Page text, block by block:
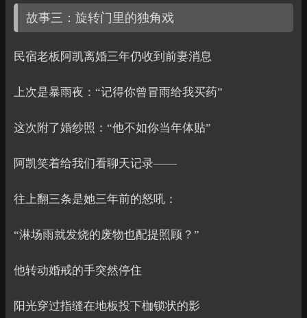
故事三：旋转门里的独角戏
民宿老板阿凯离婚三年仍收到前妻消息
上次是暴雨夜：“记得你曾冒雨给我买药”
这次附了婚纱照：“他不如你当年体贴”
阿凯笑着给我们看聊天记录——
往上翻三条是她三年前的怒吼：
“淋场雨就发烧的废物也配提照顾？”
他转动婚戒的手突然停住
阳光穿过指缝在地板投下枷锁状的影